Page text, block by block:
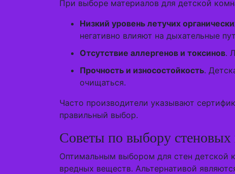
При выборе материалов для детской
Низкий уровень летучих
негативно влияют на дыхательные
Отсутствие аллергенов и токсинов.
Прочность и износостойкость.
очищаться.
Часто производители указывают
правильный выбор.
Советы по выбору
Оптимальным выбором для стен детской
вредных веществ. Альтернативой